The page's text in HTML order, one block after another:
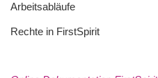
Arbeitsabläufe
Rechte in FirstSpirit